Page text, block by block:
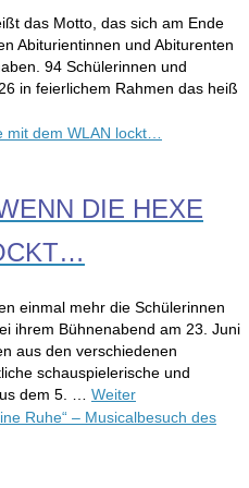
das Motto, das sich am Ende
Abiturientinnen und Abiturenten
94 Schülerinnen und
in feierlichem Rahmen das heiß
DIE HEXE
einmal mehr die Schülerinnen
ihrem Bühnenabend am 23. Juni
aus den verschiedenen
schauspielerische und
dem 5. … Weiter